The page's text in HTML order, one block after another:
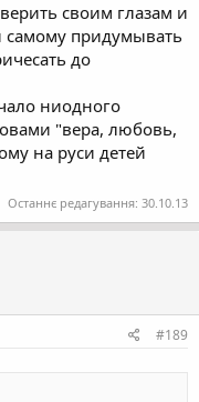
своим глазам и
самому придумывать
до
ниодного
"вера, любовь,
на руси детей
Останнє редагування: 30.10.13
#189